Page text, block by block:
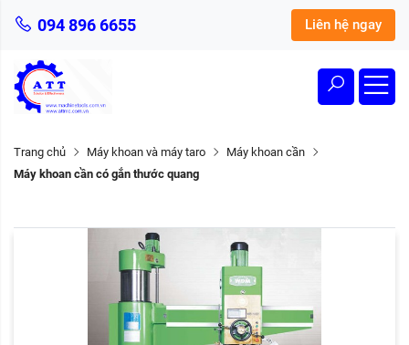
094 896 6655 Liên hệ ngay
Trang chủ Máy khoan và máy taro
Máy khoan cần
Máy khoan cần có gắn thước quang